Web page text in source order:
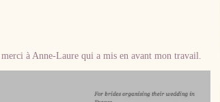
femme enceinte sur Paris
à Anne-Laure qui a mis en avant mon travail.